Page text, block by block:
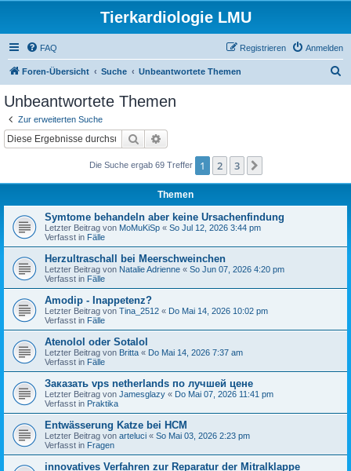
Tierkardiologie LMU
FAQ Anmelden
Registrieren
Foren-Übersicht Suche Unbeantwortete Themen
Unbeantwortete Themen
Zur erweiterten Suche
Suche
Die Suche ergab 69 Treffer 1 2 3
Themen
Symtome behandeln aber keine Ursachenfindung
Letzter Beitrag von MoMuKiSp « So Jul 12, 2026 3:44 pm
Verfasst in Fälle
Herzultraschall bei Meerschweinchen
Letzter Beitrag von Natalie Adrienne « So Jun 07, 2026 4:20 pm
Verfasst in Fälle
Amodip - Inappetenz?
Letzter Beitrag von Tina_2512 « Do Mai 14, 2026 10:02 pm
Verfasst in Fälle
Atenolol oder Sotalol
Letzter Beitrag von Britta « Do Mai 14, 2026 7:37 am
Verfasst in Fälle
Заказать vps netherlands по лучшей цене
Letzter Beitrag von Jamesglazy « Do Mai 07, 2026 11:41 pm
Verfasst in Praktika
Entwässerung Katze bei HCM
Letzter Beitrag von arteluci « So Mai 03, 2026 2:23 pm
Verfasst in Fragen
innovatives Verfahren zur Reparatur der Mitralklappe